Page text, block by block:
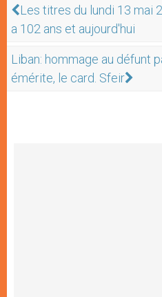
Les titres du lundi 13 mai
a 102 ans et aujourd'hui
Liban: hommage au défunt
émérite, le card. Sfeir